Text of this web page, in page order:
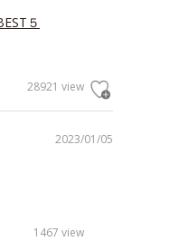
５
28921 view
2023/01/05
1467 view